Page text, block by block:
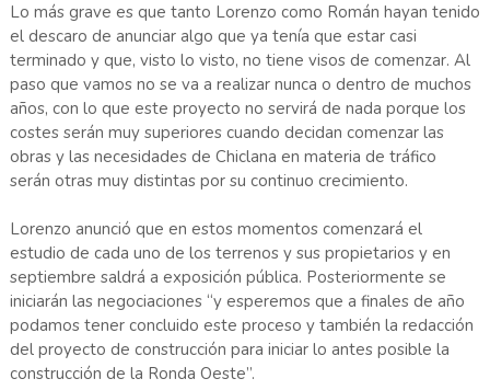
Lo más grave es que tanto Lorenzo como Román hayan tenido
el descaro de anunciar algo que ya tenía que estar casi
terminado y que, visto lo visto, no tiene visos de comenzar. Al
paso que vamos no se va a realizar nunca o dentro de muchos
años, con lo que este proyecto no servirá de nada porque los
costes serán muy superiores cuando decidan comenzar las
obras y las necesidades de Chiclana en materia de tráfico
serán otras muy distintas por su continuo crecimiento.
Lorenzo anunció que en estos momentos comenzará el
estudio de cada uno de los terrenos y sus propietarios y en
septiembre saldrá a exposición pública. Posteriormente se
iniciarán las negociaciones “y esperemos que a finales de año
podamos tener concluido este proceso y también la redacción
del proyecto de construcción para iniciar lo antes posible la
construcción de la Ronda Oeste”.